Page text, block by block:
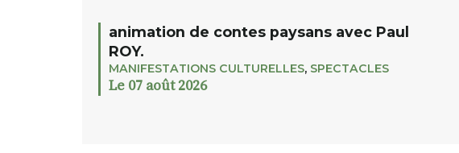
animation de contes paysans avec Paul
ROY.
MANIFESTATIONS CULTURELLES, SPECTACLES
Le 07 août 2026